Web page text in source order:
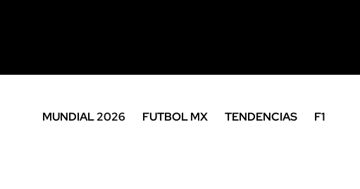
MUNDIAL 2026 FUTBOL MX TENDENCIAS
F1